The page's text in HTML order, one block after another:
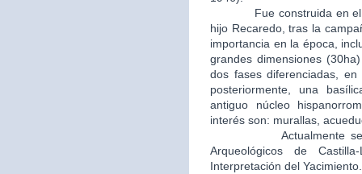
Fue construida en el
hijo Recaredo, tras la
importancia en la época,
grandes dimensiones
dos fases diferenciadas,
posteriormente, una
antiguo núcleo
interés son: murallas,
Actualmente se
Arqueológicos de
Interpretación del Yacimiento.